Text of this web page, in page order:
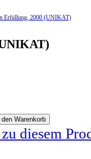
Erfüllung, 2000 (UNIKAT)
diesem